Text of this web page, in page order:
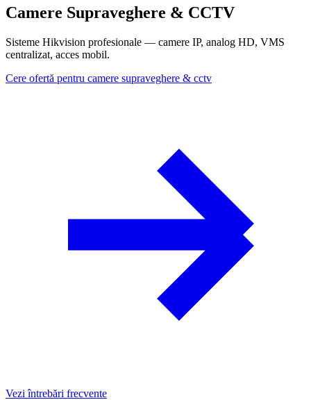
Camere Supraveghere & CCTV
Sisteme Hikvision profesionale — camere IP, analog HD, VMS
centralizat, acces mobil.
Cere ofertă pentru camere supraveghere & cctv
Vezi întrebări frecvente